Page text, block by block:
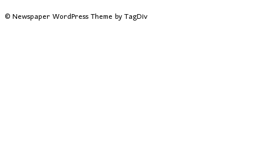
© Newspaper WordPress Theme by TagDiv